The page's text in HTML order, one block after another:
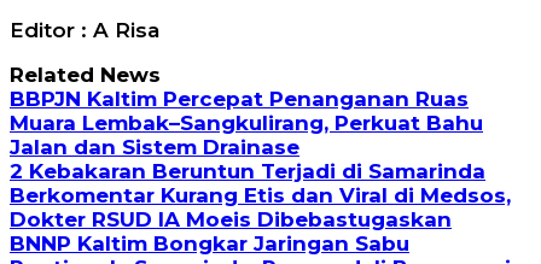
Editor : A Risa
Related News
BBPJN Kaltim Percepat Penanganan Ruas
Muara Lembak–Sangkulirang, Perkuat Bahu
Jalan dan Sistem Drainase
2 Kebakaran Beruntun Terjadi di Samarinda
Berkomentar Kurang Etis dan Viral di Medsos,
Dokter RSUD IA Moeis Dibebastugaskan
BNNP Kaltim Bongkar Jaringan Sabu